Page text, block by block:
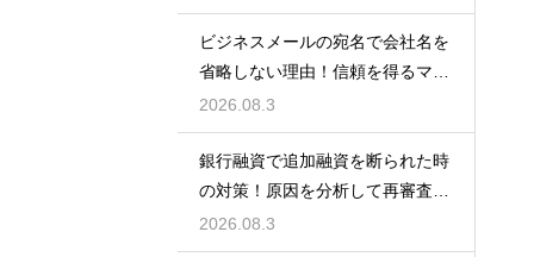
ビジネスメールの宛名で会社名を
省略しない理由！信頼を得るマナ
ー
2026.08.3
銀行融資で追加融資を断られた時
の対策！原因を分析して再審査を
狙う
2026.08.3